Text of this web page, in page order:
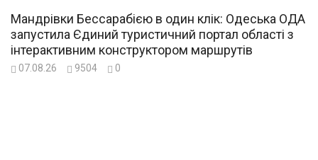
Мандрівки Бессарабією в один клік: Одеська ОДА
запустила Єдиний туристичний портал області з
інтерактивним конструктором маршрутів
07.08.26 9504 0